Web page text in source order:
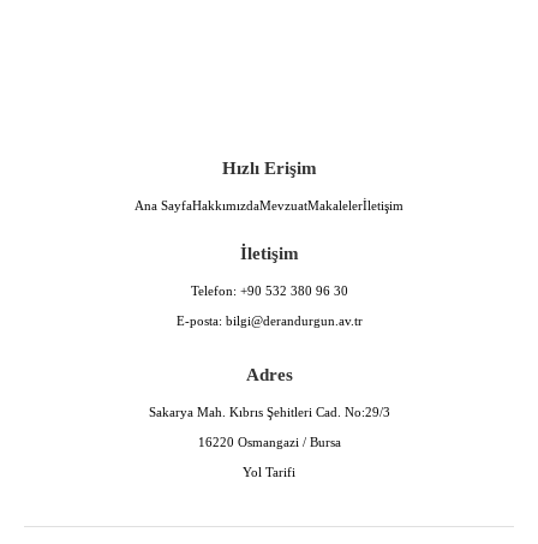
Hızlı Erişim
Ana SayfaHakkımızdaMevzuatMakalelerİletişim
İletişim
Telefon: +90 532 380 96 30
E-posta: bilgi@derandurgun.av.tr
Adres
Sakarya Mah. Kıbrıs Şehitleri Cad. No:29/3
16220 Osmangazi / Bursa
Yol Tarifi